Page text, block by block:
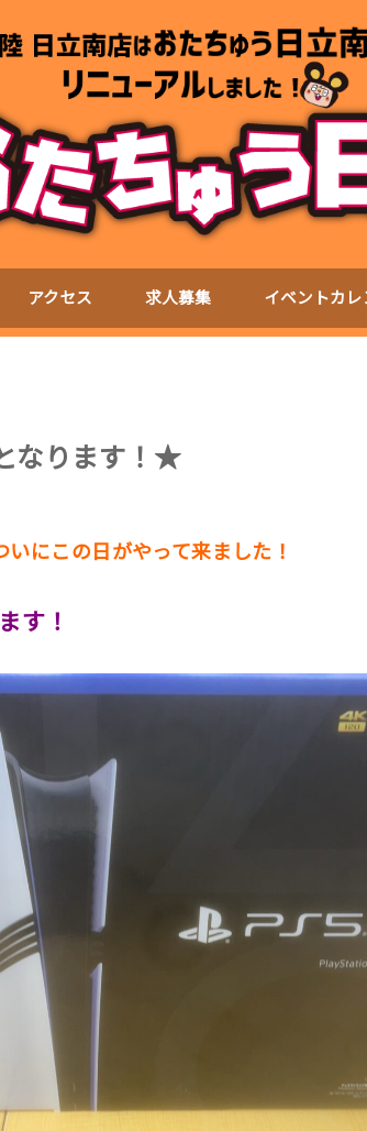
アクセス 求人募集 イベントカレ
なります！★
にこの日がやって来ました！
す！